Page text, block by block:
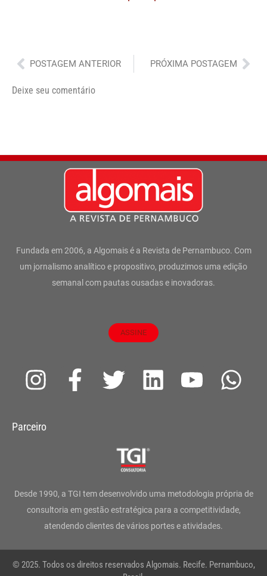
Anterior
POSTAGEM ANTERIOR PRÓXIMA POSTAGEM
Deixe seu comentário
Fundada em 2006, a Algomais é a Revista de Pernambuco. Com
um jornalismo analítico e propositivo, produzimos uma edição
semanal com pautas ousadas e inovadoras.
ASSINE
I
s
g
r
a
m
F
a
o
o
k
-
T
t
e
r
L
d
i
n
Y
b
e
W
a
p
Parceiro
Desde 1990, a TGI tem desenvolvido uma metodologia própria de
consultoria em gestão estratégica para a competitividade,
atendendo clientes de vários portes e atividades.
© 2025. Todos os direitos reservados Algomais. Recife. Pernambuco,